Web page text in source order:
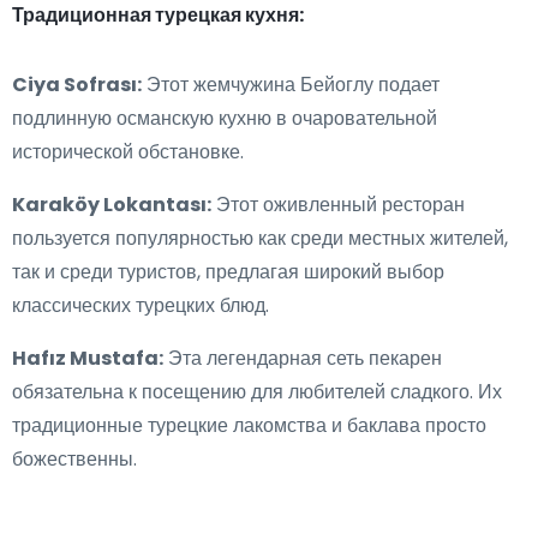
Традиционная турецкая кухня:
Ciya Sofrası: Этот жемчужина Бейоглу подает
подлинную османскую кухню в очаровательной
исторической обстановке.
Karaköy Lokantası: Этот оживленный ресторан
пользуется популярностью как среди местных жителей,
так и среди туристов, предлагая широкий выбор
классических турецких блюд.
Hafız Mustafa: Эта легендарная сеть пекарен
обязательна к посещению для любителей сладкого. Их
традиционные турецкие лакомства и баклава просто
божественны.